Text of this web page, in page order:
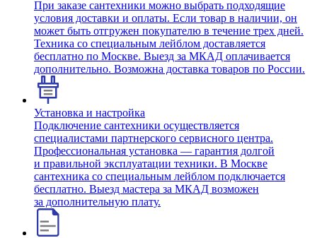
При заказе сантехники можно выбрать подходящие
условия доставки и оплаты. Если товар в наличии, он
может быть отгружен покупателю в течение трех дней.
Техника со специальным лейблом доставляется
бесплатно по Москве. Выезд за МКАД оплачивается
дополнительно. Возможна доставка товаров по России.
Установка и настройка
Подключение сантехники осуществляется
специалистами партнерского сервисного центра.
Профессиональная установка — гарантия долгой
и правильной эксплуатации техники. В Москве
сантехника со специальным лейблом подключается
бесплатно. Выезд мастера за МКАД возможен
за дополнительную плату.